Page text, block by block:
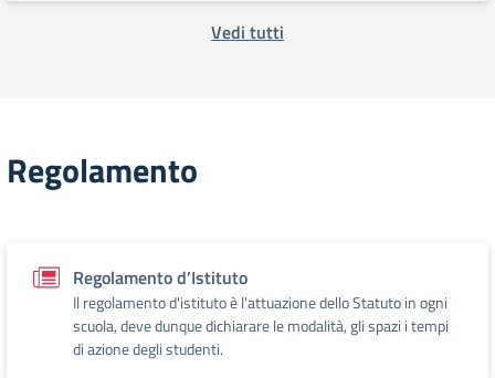
Vedi tutti
Regolamento
Regolamento d’Istituto
Il regolamento d'istituto è l'attuazione dello Statuto in ogni
scuola, deve dunque dichiarare le modalità, gli spazi i tempi
di azione degli studenti.